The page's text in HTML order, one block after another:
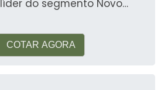
líder do segmento Novo
COTAR AGORA